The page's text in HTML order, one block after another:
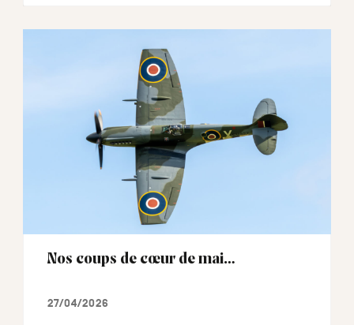
Nos coups de cœur de mai…
27/04/2026